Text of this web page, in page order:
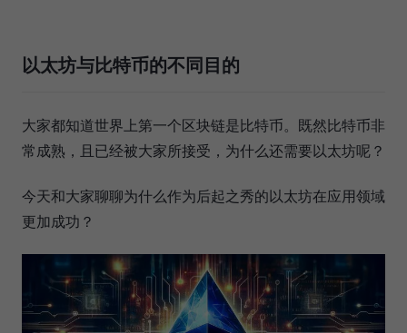
以太坊与比特币的不同目的
大家都知道世界上第一个区块链是比特币。既然比特币非
常成熟，且已经被大家所接受，为什么还需要以太坊呢？
今天和大家聊聊为什么作为后起之秀的以太坊在应用领域
更加成功？